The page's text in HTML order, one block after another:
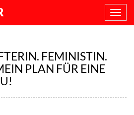
FEMINISTIN.
PLAN FÜR EINE